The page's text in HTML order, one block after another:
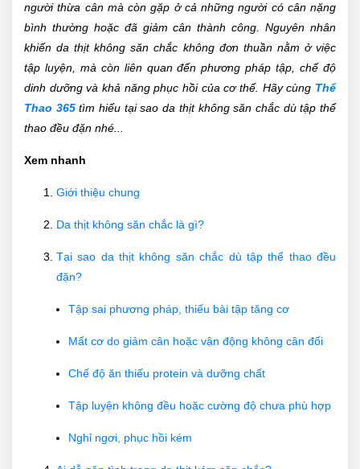
người thừa cân mà còn gặp ở cả những người có cân nặng
bình thường hoặc đã giảm cân thành công. Nguyên nhân
khiến da thịt không săn chắc không đơn thuần nằm ở việc
tập luyện, mà còn liên quan đến phương pháp tập, chế độ
dinh dưỡng và khả năng phục hồi của cơ thể. Hãy cùng Thể
Thao 365tìm hiểu tại sao da thịt không săn chắc dù tập thể
thao đều đặn nhé...
Xem nhanh
Giới thiệu chung
Da thịt không săn chắc là gì?
Tại sao da thịt không săn chắc dù tập thể thao đều
đặn?
Tập sai phương pháp, thiếu bài tập tăng cơ
Mất cơ do giảm cân hoặc vận động không cân đối
Chế độ ăn thiếu protein và dưỡng chất
Tập luyện không đều hoặc cường độ chưa phù hợp
Nghỉ ngơi, phục hồi kém